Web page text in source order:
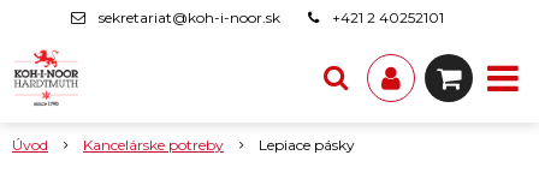
sekretariat@koh-i-noor.sk +421 2 40252101
Úvod Kancelárske potreby Lepiace pásky